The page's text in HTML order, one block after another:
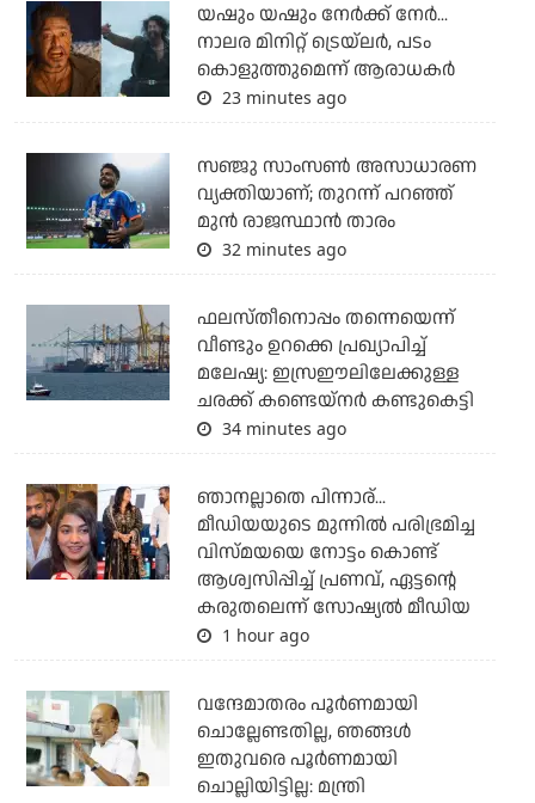
യഷും യഷും നേര്‍ക്ക് നേര്‍...
നാലര മിനിറ്റ് ട്രെയ്‌ലര്‍, പടം
കൊളുത്തുമെന്ന് ആരാധകര്‍
23 minutes ago
സഞ്ജു സാംസണ്‍ അസാധാരണ
വ്യക്തിയാണ്; തുറന്ന് പറഞ്ഞ്
മുന്‍ രാജസ്ഥാന്‍ താരം
32 minutes ago
ഫലസ്തീനൊപ്പം തന്നെയെന്ന്
വീണ്ടും ഉറക്കെ പ്രഖ്യാപിച്ച്
മലേഷ്യ: ഇസ്രഈലിലേക്കുള്ള
ചരക്ക് കണ്ടെയ്‌നര്‍ കണ്ടുകെട്ടി
34 minutes ago
ഞാനല്ലാതെ പിന്നാര്...
മീഡിയയുടെ മുന്നില്‍ പരിഭ്രമിച്ച
വിസ്മയയെ നോട്ടം കൊണ്ട്
ആശ്വസിപ്പിച്ച് പ്രണവ്, ഏട്ടന്റെ
കരുതലെന്ന് സോഷ്യല്‍ മീഡിയ
1 hour ago
വന്ദേമാതരം പൂര്‍ണമായി
ചൊല്ലേണ്ടതില്ല, ഞങ്ങള്‍
ഇതുവരെ പൂര്‍ണമായി
ചൊല്ലിയിട്ടില്ല: മന്ത്രി